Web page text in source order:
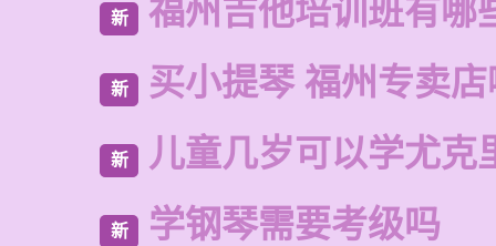
新 福州吉他培训班有哪
新 买小提琴 福州专卖
新 儿童几岁可以学尤克
新 学钢琴需要考级吗